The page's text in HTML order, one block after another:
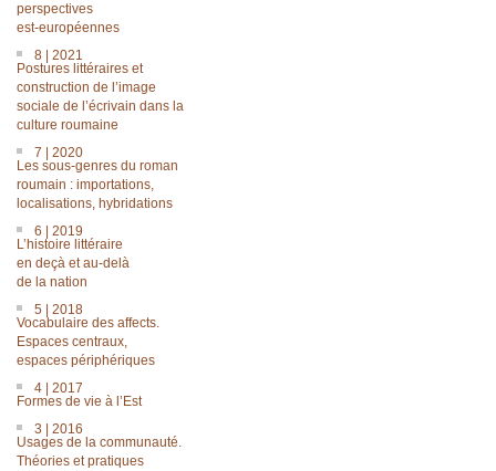
perspectives
est-européennes
8 | 2021
Postures littéraires et
construction de l’image
sociale de l’écrivain dans la
culture roumaine
7 | 2020
Les sous-genres du roman
roumain : importations,
localisations, hybridations
6 | 2019
L’histoire littéraire
en deçà et au-delà
de la nation
5 | 2018
Vocabulaire des affects.
Espaces centraux,
espaces périphériques
4 | 2017
Formes de vie à l’Est
3 | 2016
Usages de la communauté.
Théories et pratiques